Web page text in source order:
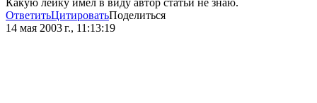
Какую лейку имел в виду автор статьи не знаю.
ОтветитьЦитироватьПоделиться
14 мая 2003 г., 11:13:19